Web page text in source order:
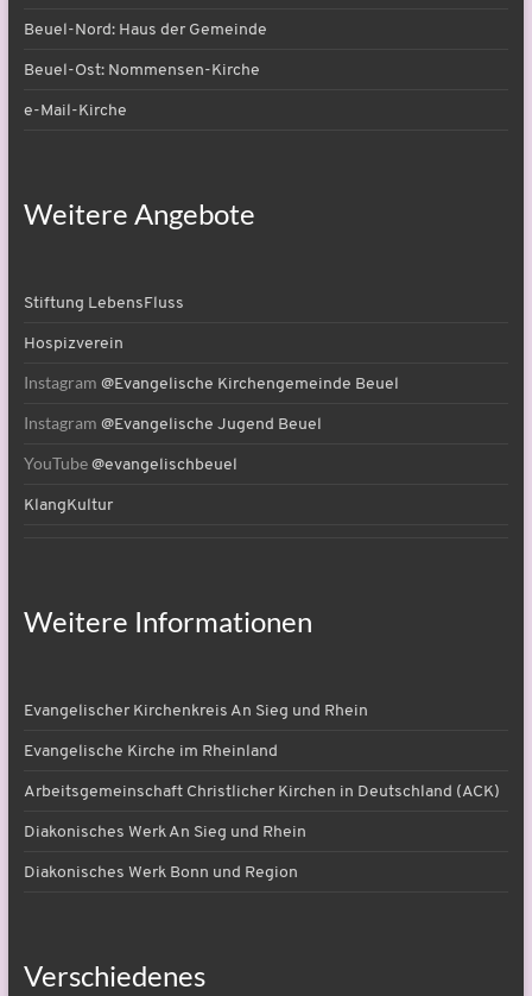
Beuel-Nord: Haus der Gemeinde
Beuel-Ost: Nommensen-Kirche
e-Mail-Kirche
Weitere Angebote
Stiftung LebensFluss
Hospizverein
Instagram @Evangelische Kirchengemeinde Beuel
Instagram @Evangelische Jugend Beuel
YouTube @evangelischbeuel
KlangKultur
Weitere Informationen
Evangelischer Kirchenkreis An Sieg und Rhein
Evangelische Kirche im Rheinland
Arbeitsgemeinschaft Christlicher Kirchen in Deutschland (ACK)
Diakonisches Werk An Sieg und Rhein
Diakonisches Werk Bonn und Region
Verschiedenes